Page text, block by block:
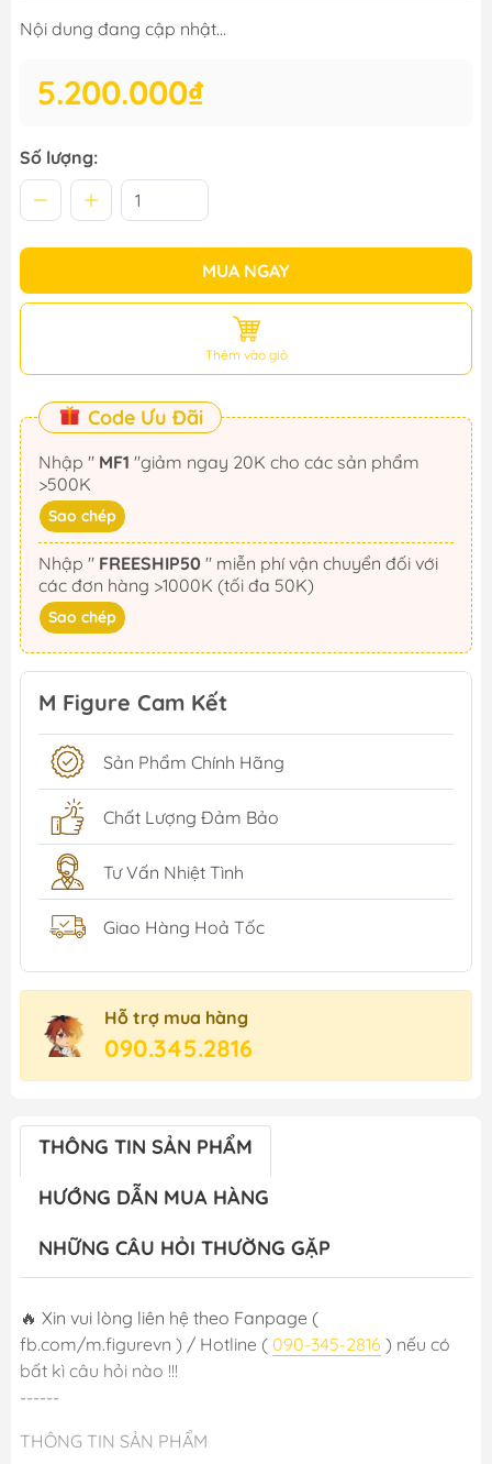
Nội dung đang cập nhật...
5.200.000₫
Số lượng:
MUA NGAY
Thêm vào giỏ
Code Ưu Đãi
Nhập " MF1
>500K
Sao chép
Nhập " FREESHIP50
các đơn hàng >1000K (tối đa 50K)
Sao chép
M Figure Cam Kết
Sản Phẩm Chính Hãng
Chất Lượng Đảm Bảo
Tư Vấn Nhiệt Tình
Giao Hàng Hoả Tốc
Hỗ trợ mua hàng
090.345.2816
THÔNG TIN SẢN PHẨM
HƯỚNG DẪN MUA HÀNG
NHỮNG CÂU HỎI THƯỜNG GẶP
🔥 Xin vui lòng liên hệ theo Fanpage (
fb.com/m.figurevn ) / Hotline ( 090-345-2816 ) nếu có
bất kì câu hỏi nào !!!
------
THÔNG TIN SẢN PHẨM